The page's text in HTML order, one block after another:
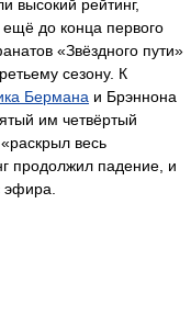
высокий рейтинг,
до конца первого
«Звёздного пути»
сезону. К
Бермана и Брэннона
им четвёртый
весь
продолжил падение, и
эфира.